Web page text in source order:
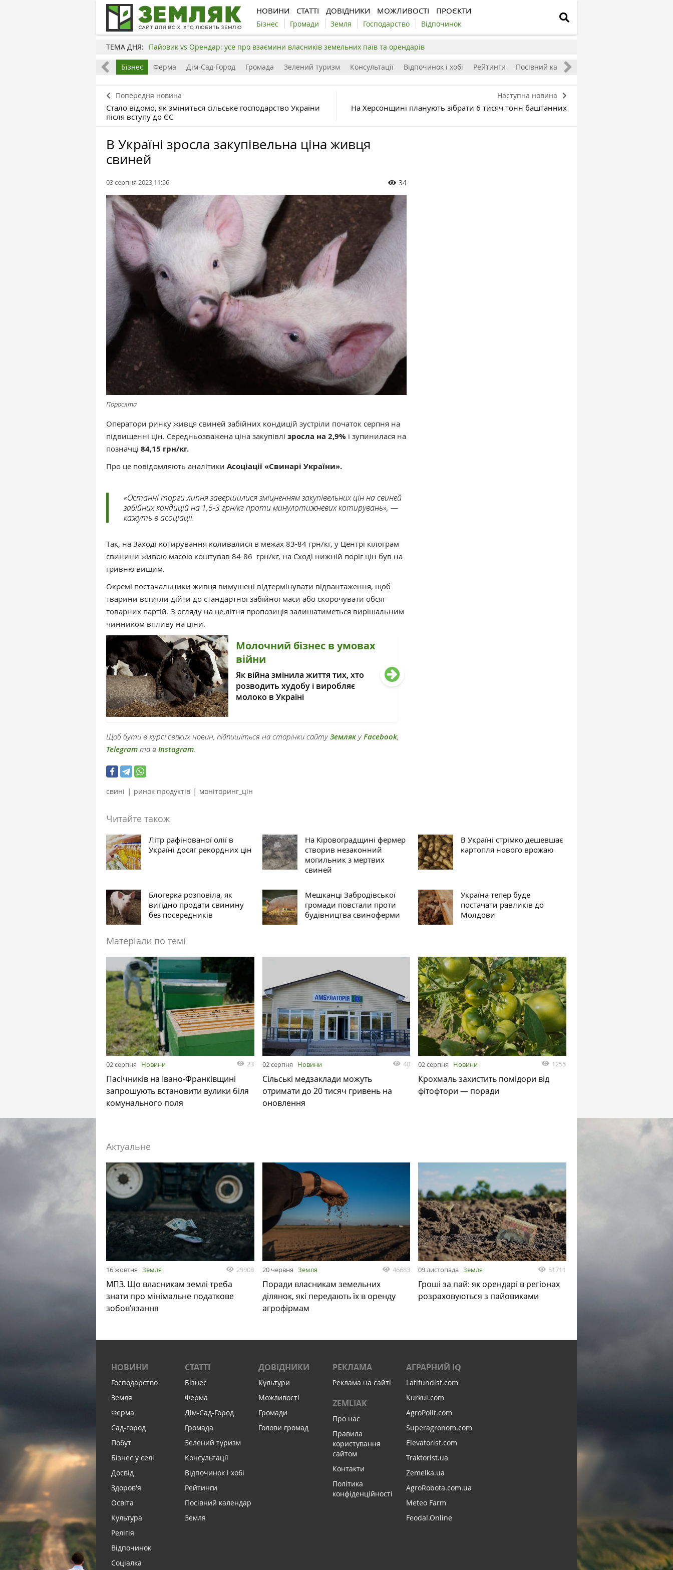
НОВИНИ СТАТТІ ДОВІДНИКИ МОЖЛИВОСТІ ПРОЄКТИ
Бізнес Громади Земля Господарство Відпочинок
ТЕМА ДНЯ: Пайовик vs Орендар: усе про взаємини власників земельних паїв та орендарів
Земля Бізнес Ферма Дім-Сад-Город Громада Зелений туризм Консультації Відпочинок і хобі Рейтинги Посівний календар
Попередня новина
Стало відомо, як зміниться сільське господарство України
після вступу до ЄС
Наступна новина
На Херсонщині планують зібрати 6 тисяч тонн баштанних
В Україні зросла закупівельна ціна живця
свиней
03 серпня 2023,11:56 34
Поросята
Оператори ринку живця свиней забійних кондицій зустріли початок серпня на
підвищенні цін. Середньозважена ціна закупівлі зросла на 2,9% і зупинилася на
позначці 84,15 грн/кг.
Про це повідомляють аналітики Асоціації «Свинарі України».
«Останні торги липня завершилися зміцненням закупівельних цін на свиней
забійних кондицій на 1,5-3 грн/кг проти минулотижневих котирувань», —
кажуть в асоціації.
Так, на Заході котирування коливалися в межах 83-84 грн/кг, у Центрі кілограм
свинини живою масою коштував 84-86 грн/кг, на Сході нижній поріг цін був на
гривню вищим.
Окремі постачальники живця вимушені відтермінувати відвантаження, щоб
тварини встигли дійти до стандартної забійної маси або скорочувати обсяг
товарних партій. З огляду на це,літня пропозиція залишатиметься вирішальним
чинником впливу на ціни.
Молочний бізнес в умовах
війни
Як війна змінила життя тих, хто
розводить худобу і виробляє
молоко в Україні
Щоб бути в курсі свіжих новин, підпишіться на сторінки сайтуЗемлякуFacebook,
Telegram та в Instagram.
свині | ринок продуктів | моніторинг_цін
Читайте також
Літр рафінованої олії в
Україні досяг рекордних цін
На Кіровоградщині фермер
створив незаконний
могильник з мертвих
свиней
В Україні стрімко дешевшає
картопля нового врожаю
Блогерка розповіла, як
вигідно продати свинину
без посередників
Мешканці Забродівської
громади повстали проти
будівництва свиноферми
Україна тепер буде
постачати равликів до
Молдови
Матеріали по темі
02 серпня Новини 23
Пасічників на Івано-Франківщині
запрошують встановити вулики біля
комунального поля
02 серпня Новини 40
Сільські медзаклади можуть
отримати до 20 тисяч гривень на
оновлення
02 серпня Новини 1255
Крохмаль захистить помідори від
фітофтори — поради
Актуальне
16 жовтня Земля 29908
МПЗ. Що власникам землі треба
знати про мінімальне податкове
зобов’язання
20 червня Земля 46683
Поради власникам земельних
ділянок, які передають їх в оренду
агрофірмам
09 листопада Земля 51711
Гроші за пай: як орендарі в регіонах
розраховуються з пайовиками
НОВИНИ
Господарство
Земля
Ферма
Сад-город
Побут
Бізнес у селі
Досвід
Здоров'я
Освіта
Культура
Релігія
Відпочинок
Соціалка
СТАТТІ
Бізнес
Ферма
Дім-Сад-Город
Громада
Зелений туризм
Консультації
Відпочинок і хобі
Рейтинги
Посівний календар
Земля
ДОВІДНИКИ
Культури
Можливості
Громади
Голови громад
РЕКЛАМА
Реклама на сайті
ZEMLIAK
Про нас
Правила
користування
сайтом
Контакти
Політика
конфіденційності
АГРАРНИЙ IQ
Latifundist.com
Kurkul.com
AgroPolit.com
Superagronom.com
Elevatorist.com
Traktorist.ua
Zemelka.ua
AgroRobota.com.ua
Meteo Farm
Feodal.Online